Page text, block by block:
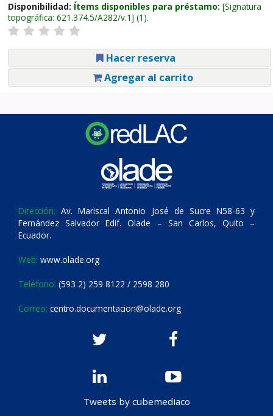
Disponibilidad: Ítems disponibles para préstamo: Signatura
topográfica: 621.374.5/A282/v.1 (1).
Hacer reserva
Agregar al carrito
Dirección: Av. Mariscal Antonio José de Sucre N58-63 y
Fernández Salvador Edif. Olade – San Carlos, Quito –
Ecuador.
Web: www.olade.org
Teléfono: (593 2) 259 8122 / 2598 280
Correo: centro.documentacion@olade.org
Tweets by cubemediaco